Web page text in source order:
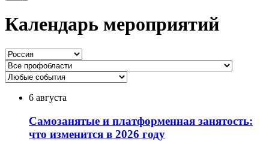
Календарь мероприятий
6 августа
Самозанятые и платформенная занятость:
что изменится в 2026 году